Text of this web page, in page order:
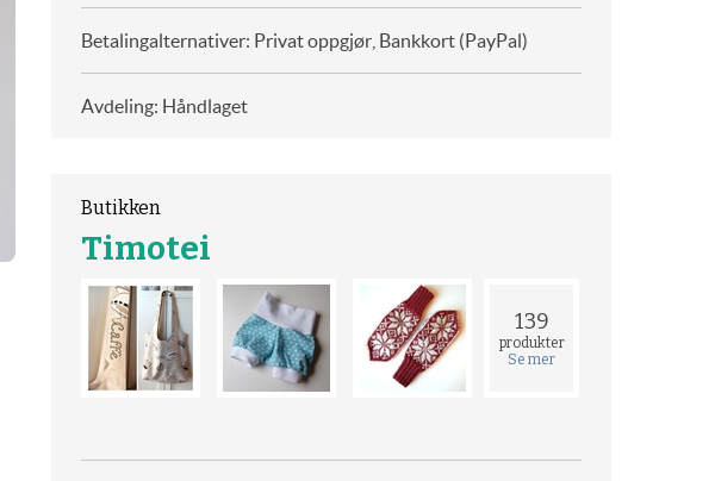
Betalingalternativer: Privat oppgjør, Bankkort (PayPal)
Avdeling: Håndlaget
Butikken
Timotei
139
produkter
Se mer